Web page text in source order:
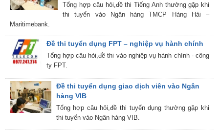
Tổng hợp câu hỏi,đề thi Tiếng Anh thường gặp khi
thi tuyển vào Ngân hàng TMCP Hàng Hải –
Maritimebank.
Đề thi tuyển dụng FPT – nghiệp vụ hành chính
Tổng hợp câu hỏi,đề thi vào nghiệp vụ hành chính - công
ty FPT.
Đề thi tuyển dụng giao dịch viên vào Ngân
hàng VIB
Tổng hợp câu hỏi,đề thi tuyển dụng thường gặp khi
thi tuyển vào Ngân hàng VIB.